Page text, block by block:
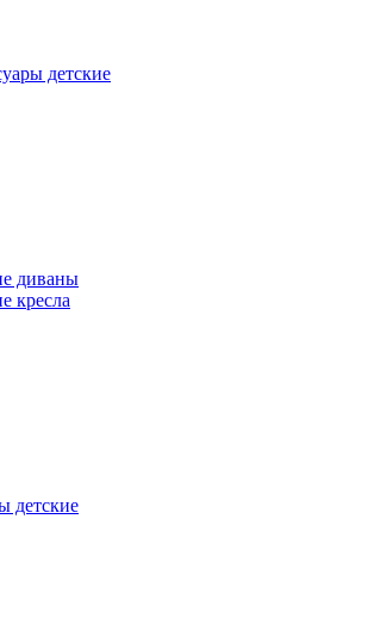
детские
диваны
кресла
детские